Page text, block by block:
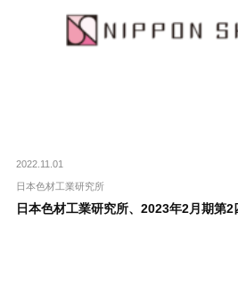
2022.11.01
日本色材工業研究所
日本色材工業研究所、2023年2月期第